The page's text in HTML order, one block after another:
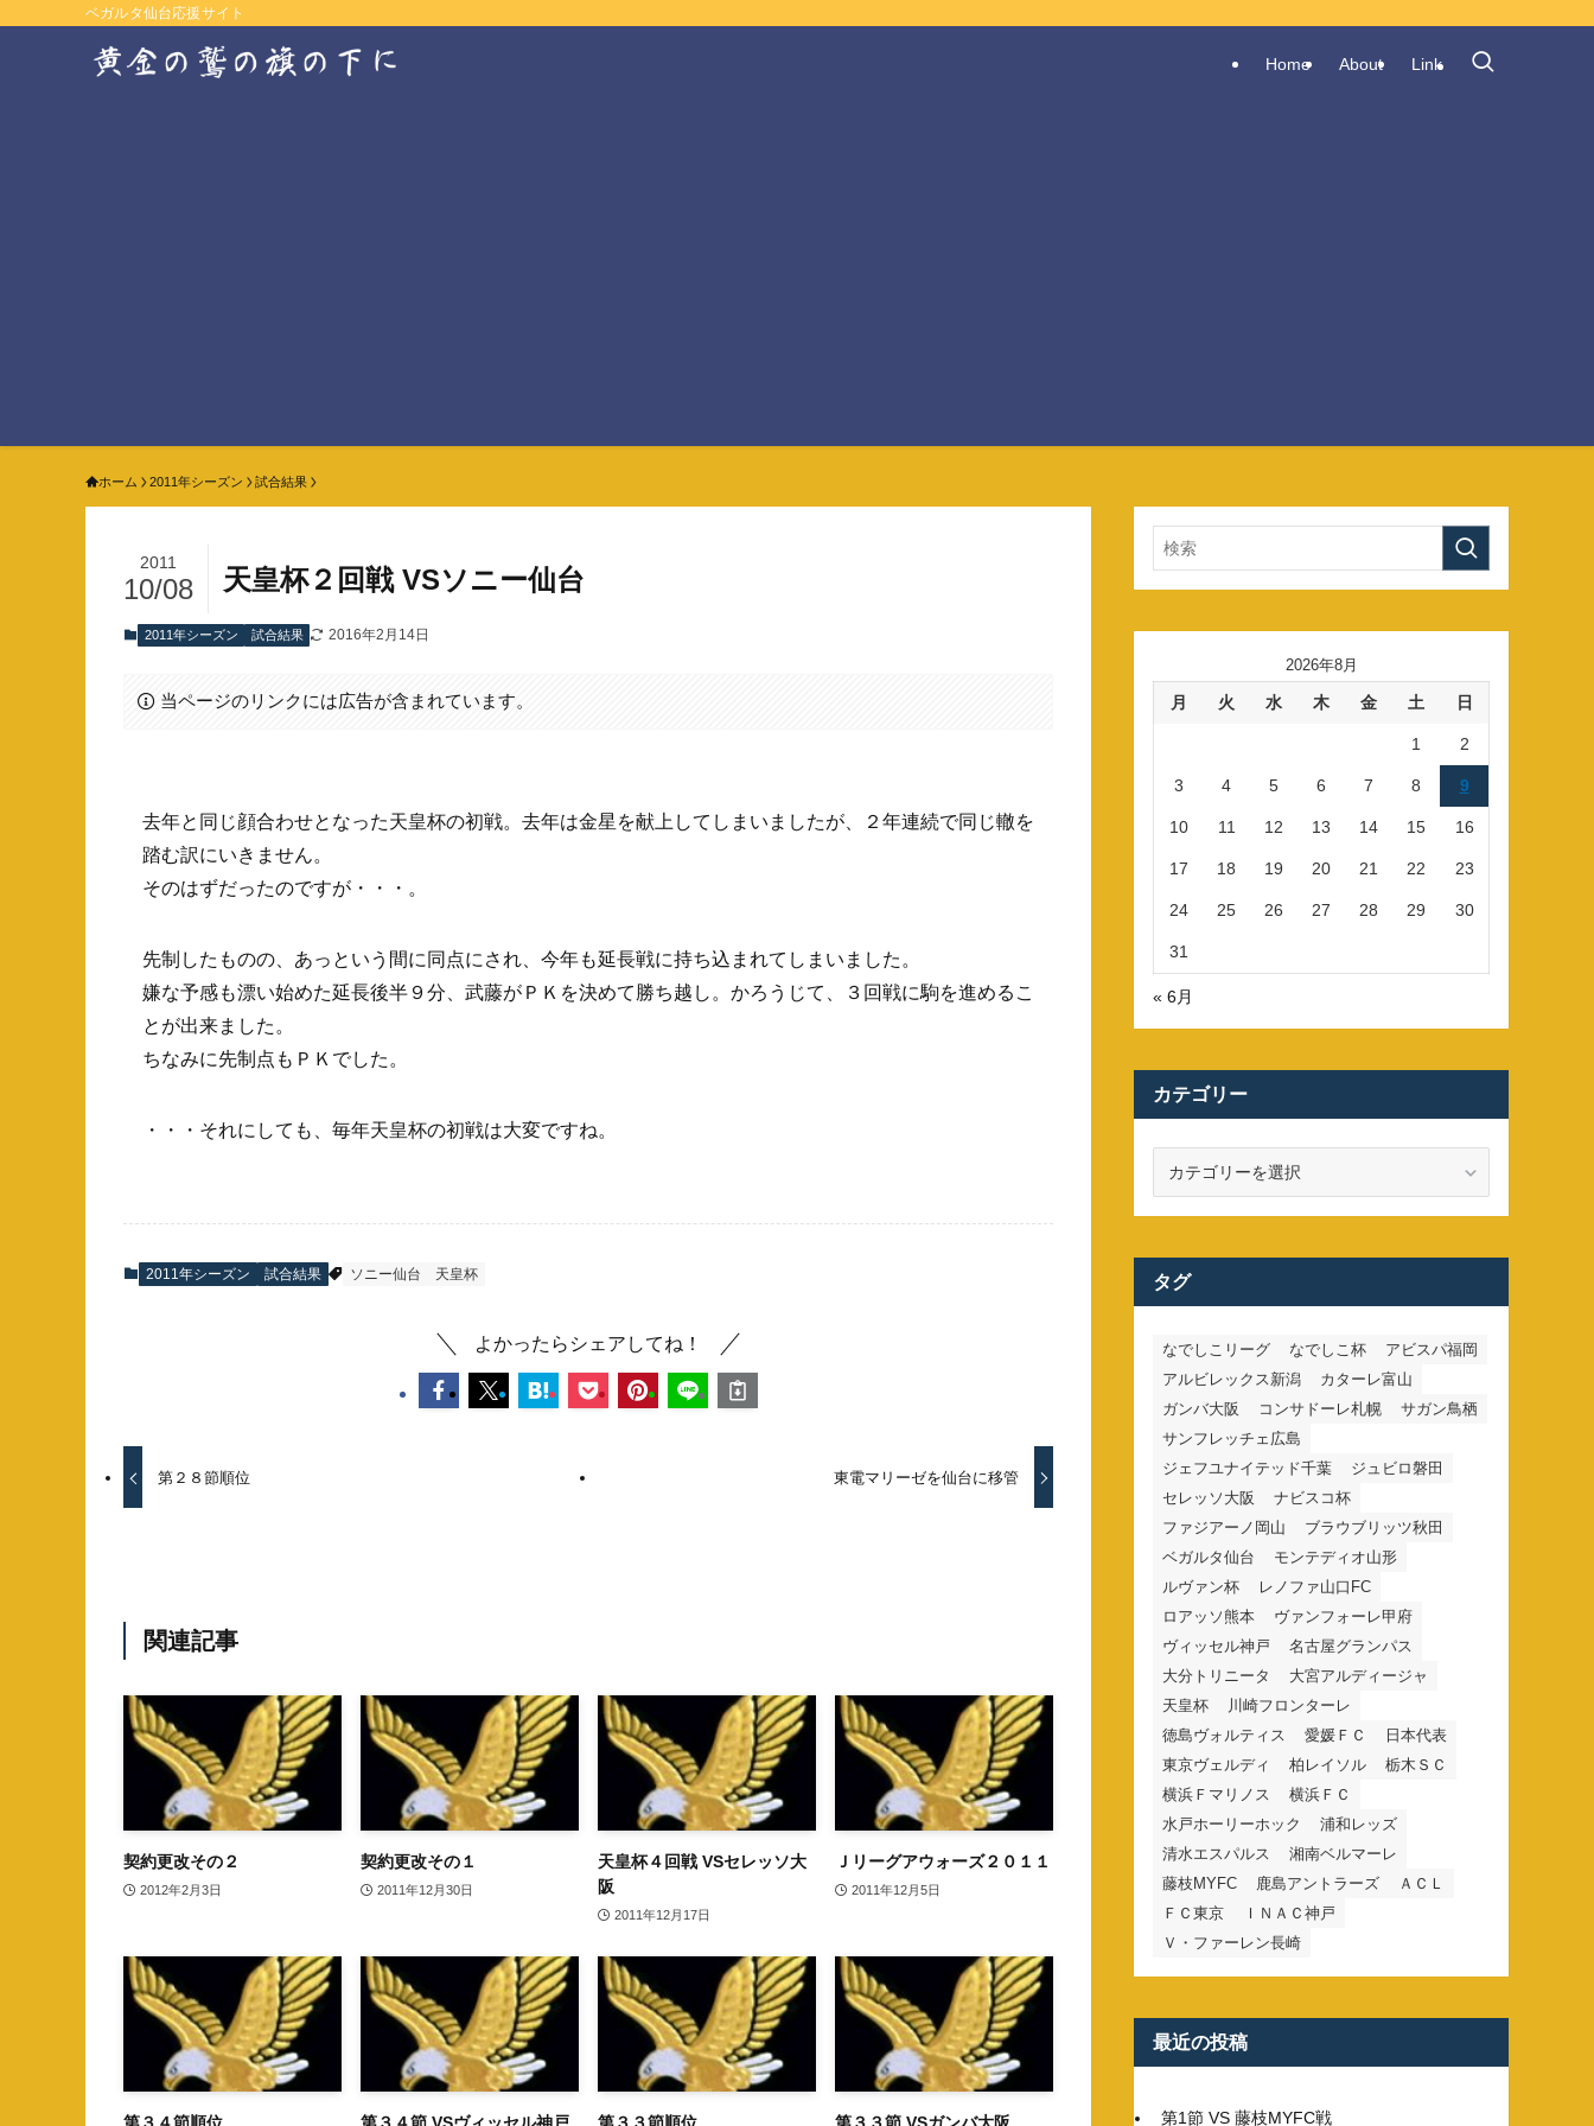
ベガルタ仙台応援サイト
Home About Link
ホーム 2011年シーズン 試合結果
天皇杯２回戦 VSソニー仙台
2011
10/08
2011年シーズン 試合結果 2016年2月14日
当ページのリンクには広告が含まれています。
去年と同じ顔合わせとなった天皇杯の初戦。去年は金星を献上してしまいましたが、２年連続で同じ轍を
踏む訳にいきません。
そのはずだったのですが・・・。
先制したものの、あっという間に同点にされ、今年も延長戦に持ち込まれてしまいました。
嫌な予感も漂い始めた延長後半９分、武藤がＰＫを決めて勝ち越し。かろうじて、３回戦に駒を進めるこ
とが出来ました。
ちなみに先制点もＰＫでした。
・・・それにしても、毎年天皇杯の初戦は大変ですね。
2011年シーズン 試合結果 ソニー仙台 天皇杯
よかったらシェアしてね！
第２８節順位 東電マリーゼを仙台に移管
関連記事
契約更改その２
2012年2月3日
契約更改その１
2011年12月30日
天皇杯４回戦 VSセレッソ大
阪
2011年12月17日
Ｊリーグアウォーズ２０１１
2011年12月5日
第３４節順位 第３４節 VSヴィッセル神戸 第３３節順位 第３３節 VSガンバ大阪
2026年8月
月 火 水 木 金 土 日
1 2
3 4 5 6 7 8 9
10 11 12 13 14 15 16
17 18 19 20 21 22 23
24 25 26 27 28 29 30
31
« 6月
カテゴリー
ー
タグ
なでしこリーグ なでしこ杯
アビスパ福岡
アルビレックス新潟
カターレ富山
ガンバ大阪
コンサドーレ札幌
サガン鳥栖
サンフレッチェ広島
ジェフユナイテッド千葉
ジュビロ磐田
セレッソ大阪
ナビスコ杯
ファジアーノ岡山
ブラウブリッツ秋田
ベガルタ仙台
モンテディオ山形
ルヴァン杯
レノファ山口FC
ロアッソ熊本
ヴァンフォーレ甲府
ヴィッセル神戸
名古屋グランパス
大分トリニータ
大宮アルディージャ
天皇杯
川崎フロンターレ
徳島ヴォルティス
愛媛ＦＣ
日本代表
東京ヴェルディ
柏レイソル
栃木ＳＣ
横浜Ｆマリノス
横浜ＦＣ
水戸ホーリーホック
浦和レッズ
清水エスパルス
湘南ベルマーレ
藤枝MYFC
鹿島アントラーズ
ＡＣＬ
ＦＣ東京
ＩＮＡＣ神戸
Ｖ・ファーレン長崎
最近の投稿
第1節 VS 藤枝MYFC戦